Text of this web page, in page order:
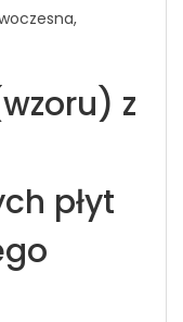
z
płyt